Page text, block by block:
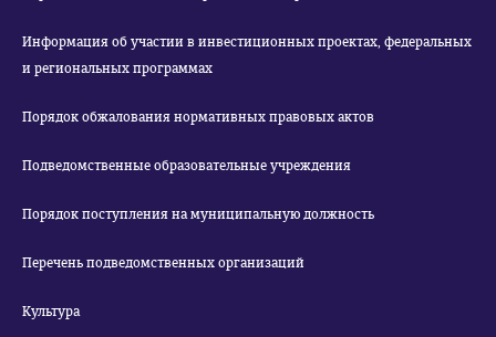
Информация об участии в инвестиционных проектах, федеральных
и региональных программах
Порядок обжалования нормативных правовых актов
Подведомственные образовательные учреждения
Порядок поступления на муниципальную должность
Перечень подведомственных организаций
Культура